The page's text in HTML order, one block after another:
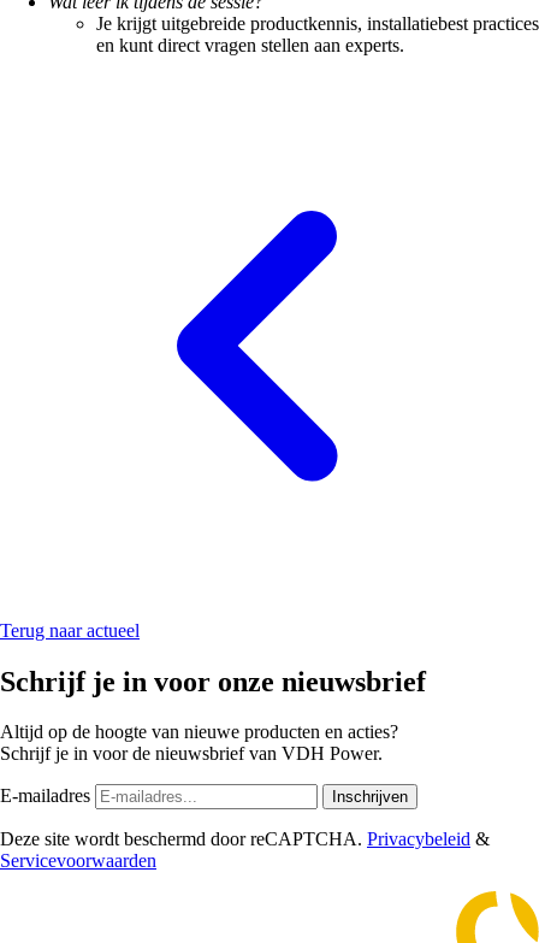
Je krijgt uitgebreide productkennis, installatiebest practices
en kunt direct vragen stellen aan experts.
Terug naar actueel
Schrijf je in voor onze nieuwsbrief
Altijd op de hoogte van nieuwe producten en acties?
Schrijf je in voor de nieuwsbrief van VDH Power.
E-mailadres Inschrijven
Deze site wordt beschermd door reCAPTCHA. Privacybeleid &
Servicevoorwaarden